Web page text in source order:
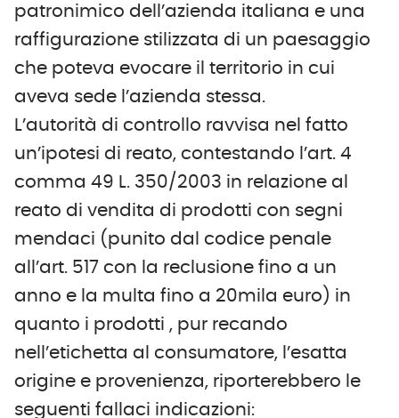
patronimico dell’azienda italiana e una
raffigurazione stilizzata di un paesaggio
che poteva evocare il territorio in cui
aveva sede l’azienda stessa.
L’autorità di controllo ravvisa nel fatto
un’ipotesi di reato, contestando l’art. 4
comma 49 L. 350/2003 in relazione al
reato di vendita di prodotti con segni
mendaci (punito dal codice penale
all’art. 517 con la reclusione fino a un
anno e la multa fino a 20mila euro) in
quanto i prodotti , pur recando
nell’etichetta al consumatore, l’esatta
origine e provenienza, riporterebbero le
seguenti fallaci indicazioni: